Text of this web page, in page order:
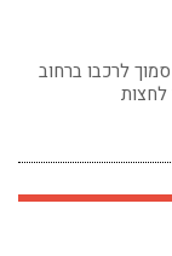
סמוך לרכבו ברחוב